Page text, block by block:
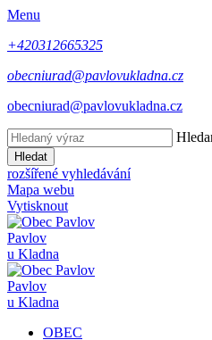
Menu
+420312665325
obecniurad@pavlovukladna.cz
obecniurad@pavlovukladna.cz
Hledat
rozšířené vyhledávání
Mapa webu
Vytisknout
Pavlov
u Kladna
Pavlov
u Kladna
OBEC